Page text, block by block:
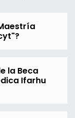
la Beca
Ifarhu